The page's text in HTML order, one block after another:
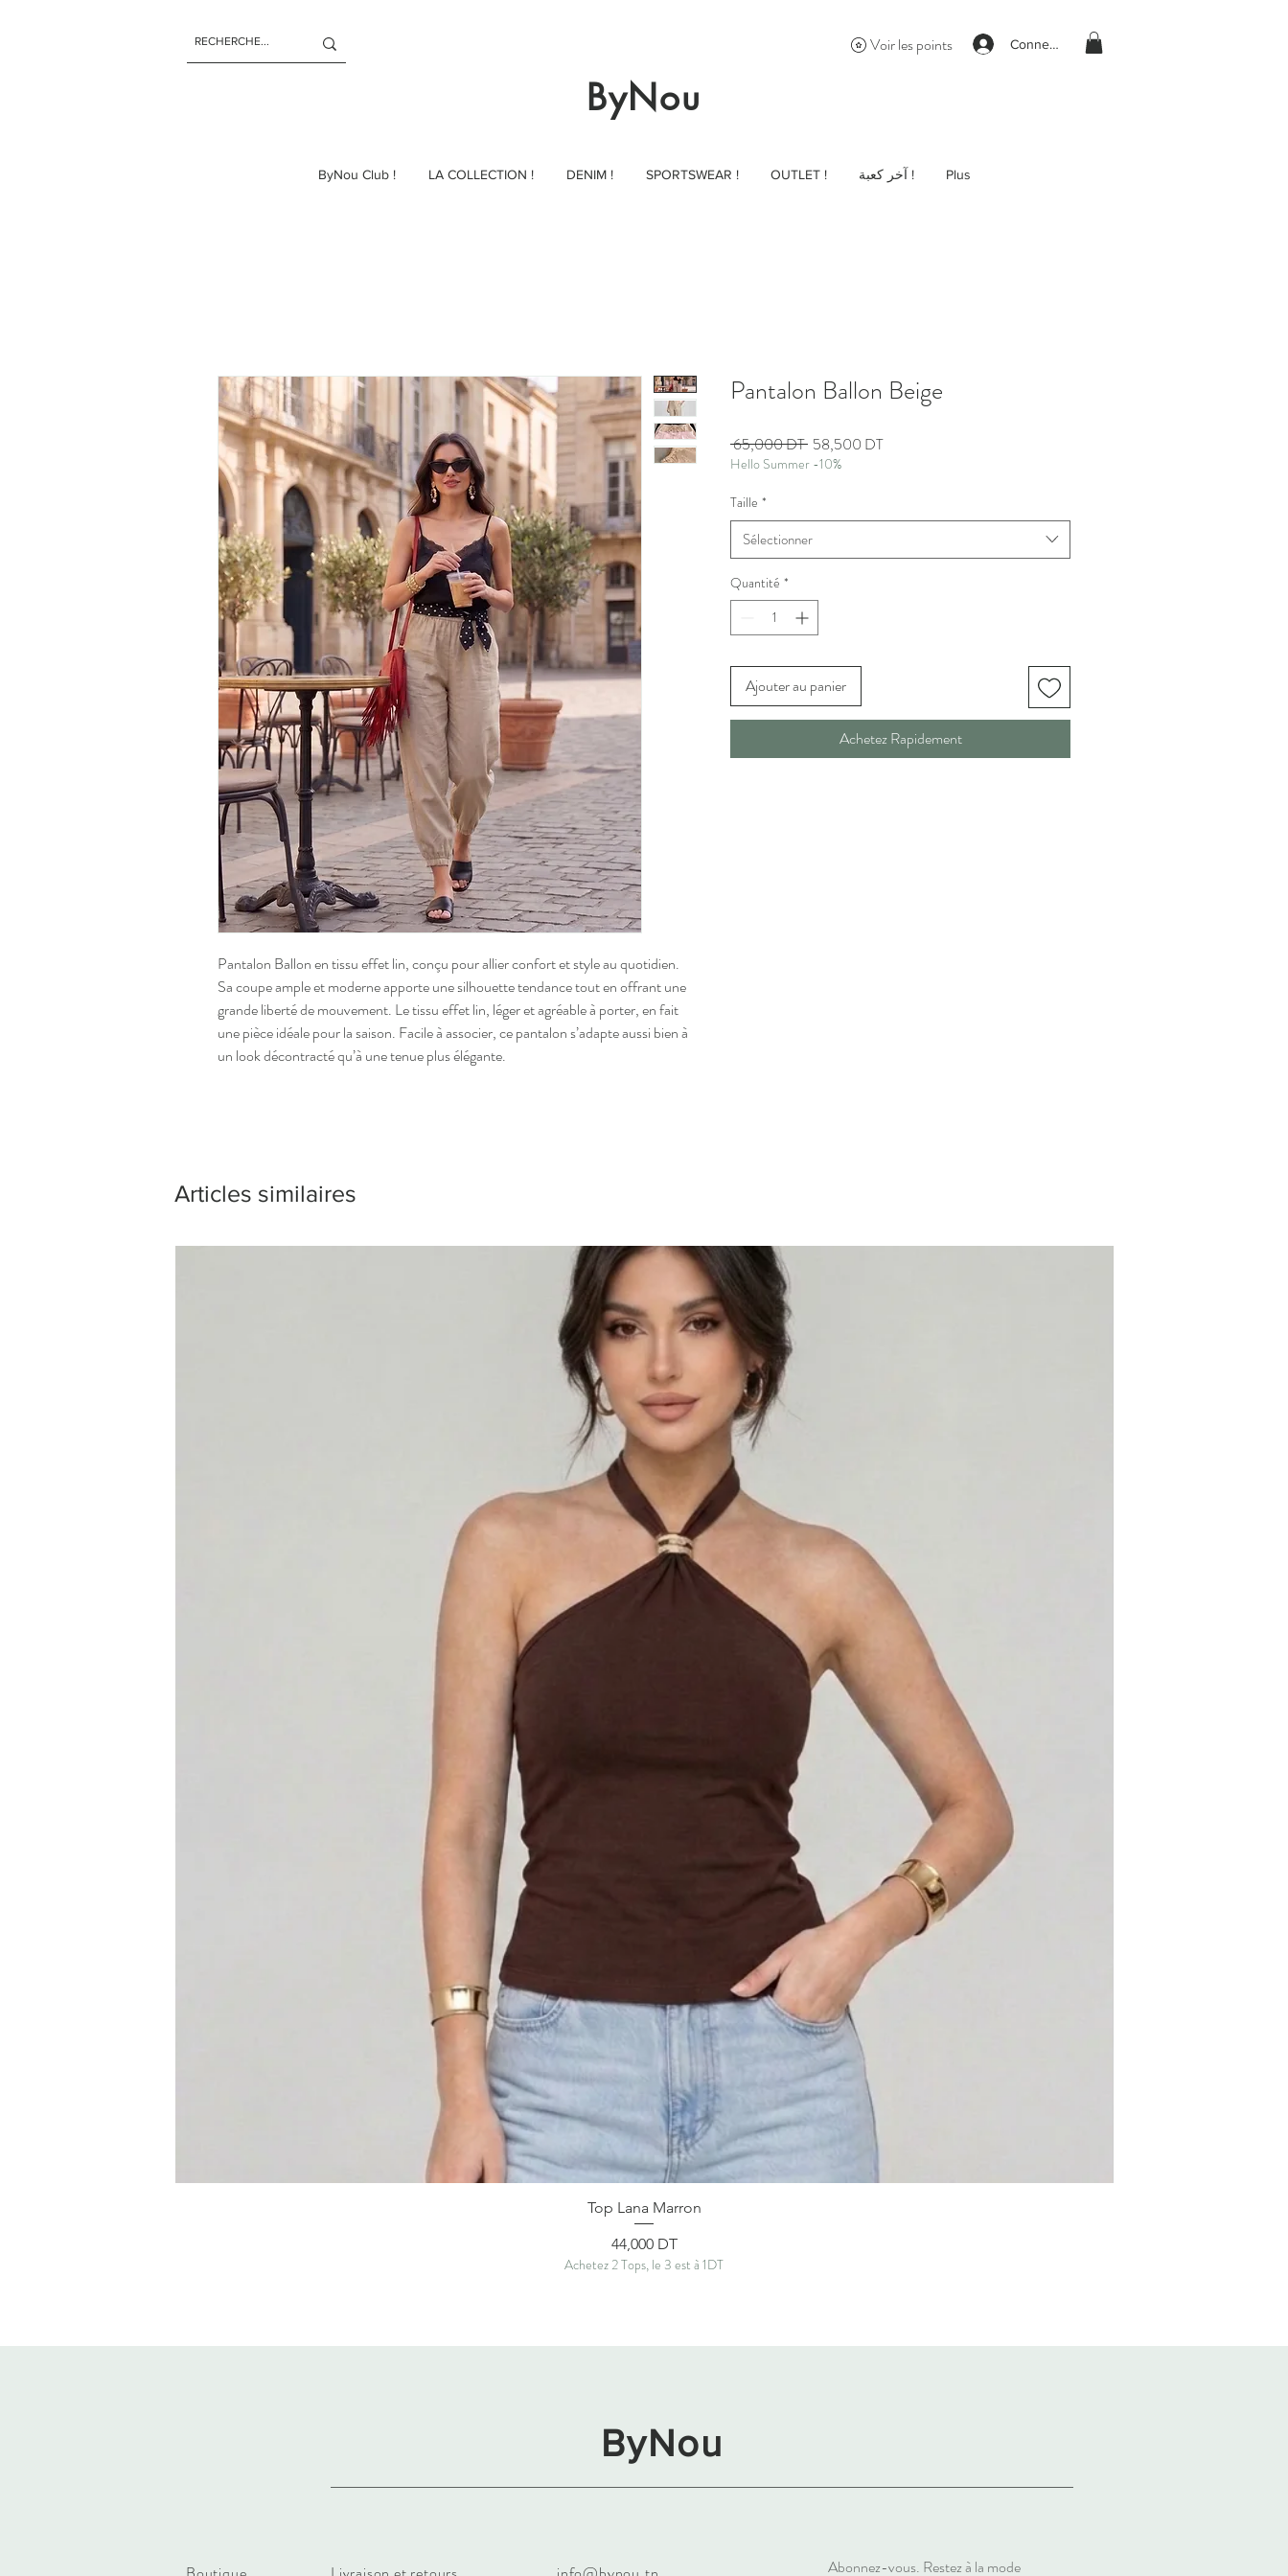
Connexion
Voir les points
ByNou
ByNou Club ! LA COLLECTION ! DENIM ! SPORTSWEAR ! OUTLET ! آخر كعبة ! Plus
Pantalon Ballon en tissu effet lin, conçu pour allier confort et style au quotidien.
Sa coupe ample et moderne apporte une silhouette tendance tout en offrant une
grande liberté de mouvement. Le tissu effet lin, léger et agréable à porter, en fait
une pièce idéale pour la saison. Facile à associer, ce pantalon s’adapte aussi bien à
un look décontracté qu’à une tenue plus élégante.
Pantalon Ballon Beige
65,000 DT Prix
original
58,500 DTPrix
Hello Summer -10%
Taille *
Sélectionner
Quantité *
Ajouter au panier
Achetez Rapidement
Articles similaires
Aperçu rapide
Top Lana Marron
Prix
44,000 DT
Achetez 2 Tops, le 3 est à 1DT
ByNou
Abonnez-vous. Restez à la mode